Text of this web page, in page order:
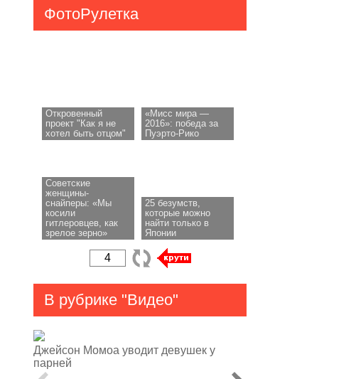
ФотоРулетка
Откровенный
проект "Как я не
хотел быть отцом"
«Мисс мира —
2016»: победа за
Пуэрто-Рико
Советские
женщины-
снайперы: «Мы
косили
гитлеровцев, как
зрелое зерно»
25 безумств,
которые можно
найти только в
Японии
В рубрике "Видео"
Джейсон Момоа уводит девушек у
парней